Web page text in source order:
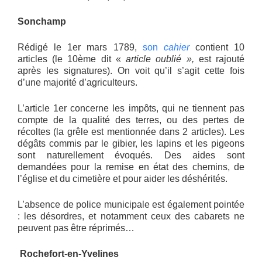
Sonchamp
Rédigé le 1er mars 1789, son cahiercontient 10
articles (le 10ème dit «article oublié », est rajouté
après les signatures). On voit qu’il s’agit cette fois
d’une majorité d’agriculteurs.
L’article 1er concerne les impôts, qui ne tiennent pas
compte de la qualité des terres, ou des pertes de
récoltes (la grêle est mentionnée dans 2 articles). Les
dégâts commis par le gibier, les lapins et les pigeons
sont naturellement évoqués. Des aides sont
demandées pour la remise en état des chemins, de
l’église et du cimetière et pour aider les déshérités.
L’absence de police municipale est également pointée
: les désordres, et notamment ceux des cabarets ne
peuvent pas être réprimés…
Rochefort-en-Yvelines